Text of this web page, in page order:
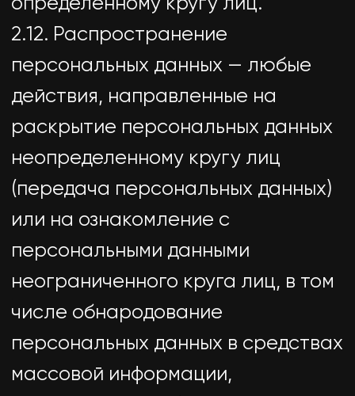
персональных данных при
наличии оснований, указанных в
Законе о персональных данных;
состав и перечень мер,
необходимых и достаточных для
обязанностей, предусмотренных
Законом о персональных данных и
принятыми в соответствии с ним
если иное не предусмотрено
Законом о персональных данных
или другими федеральными
3.2. Оператор обязан:
— предоставлять субъекту